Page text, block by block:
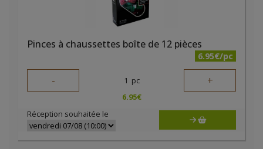
Pinces à chaussettes boîte de 12 pièces
6.95€/pc
- 1 pc +
6.95€
Réception souhaitée le